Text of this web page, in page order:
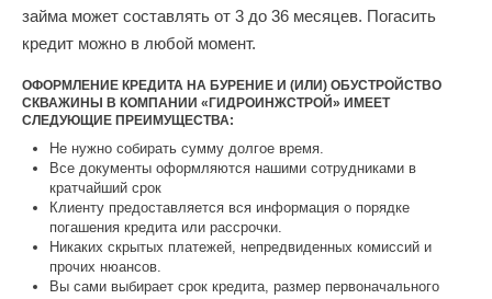
займа может составлять от 3 до 36 месяцев. Погасить
кредит можно в любой момент.
ОФОРМЛЕНИЕ КРЕДИТА НА БУРЕНИЕ И (ИЛИ) ОБУСТРОЙСТВО
СКВАЖИНЫ В КОМПАНИИ «ГИДРОИНЖСТРОЙ» ИМЕЕТ
СЛЕДУЮЩИЕ ПРЕИМУЩЕСТВА:
Не нужно собирать сумму долгое время.
Все документы оформляются нашими сотрудниками в
кратчайший срок
Клиенту предоставляется вся информация о порядке
погашения кредита или рассрочки.
Никаких скрытых платежей, непредвиденных комиссий и
прочих нюансов.
Вы сами выбирает срок кредита, размер первоначального